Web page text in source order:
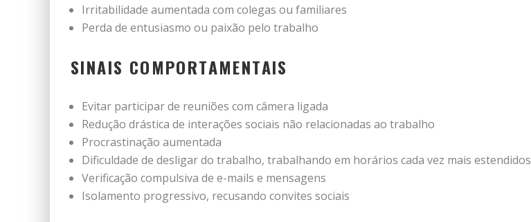
Irritabilidade aumentada com colegas ou familiares
Perda de entusiasmo ou paixão pelo trabalho
SINAIS COMPORTAMENTAIS
Evitar participar de reuniões com câmera ligada
Redução drástica de interações sociais não relacionadas ao trabalho
Procrastinação aumentada
Dificuldade de desligar do trabalho, trabalhando em horários cada vez mais estendidos
Verificação compulsiva de e-mails e mensagens
Isolamento progressivo, recusando convites sociais